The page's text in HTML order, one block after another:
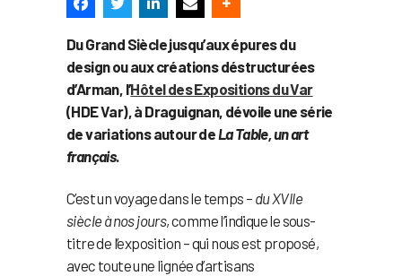
Du Grand Siècle jusqu’aux épures du
design ou aux créations déstructurées
d’Arman, l’Hôtel des Expositions du Var
(HDE Var), à Draguignan, dévoile une série
de variations autour deLa Table, un art
français.
C’est un voyage dans le temps – du XVIIe
siècle à nos jours, comme l’indique le sous-
titre de l’exposition – qui nous est proposé,
avec toute une lignée d’artisans